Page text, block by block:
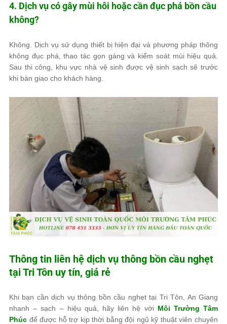
4. Dịch vụ có gây mùi hôi hoặc cần đục phá bồn cầu
không?
Không. Dịch vụ sử dụng thiết bị hiện đại và phương pháp thông
không đục phá, thao tác gọn gàng và kiểm soát mùi hiệu quả.
Sau thi công, khu vực nhà vệ sinh được vệ sinh sạch sẽ trước
khi bàn giao cho khách hàng.
Thông tin liên hệ dịch vụ thông bồn cầu nghẹt
tại Tri Tôn uy tín, giá rẻ
Khi bạn cần dịch vụ thông bồn cầu nghẹt tại Tri Tôn, An Giang
nhanh – sạch – hiệu quả, hãy liên hệ với Môi Trường Tâm
Phúc để được hỗ trợ kịp thời bằng đội ngũ kỹ thuật viên chuyên